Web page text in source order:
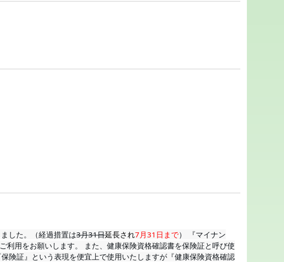
した。（経過措置は3月31日延長され7月31日まで） 『マイナン
利用をお願いします。
また、健康保険資格確認書を保険証と呼び使
険証』という表現を便宜上で使用いたしますが『健康保険資格確認